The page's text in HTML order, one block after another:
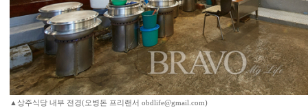
▲상주식당 내부 전경(오병돈 프리랜서 obdlife@gmail.com)